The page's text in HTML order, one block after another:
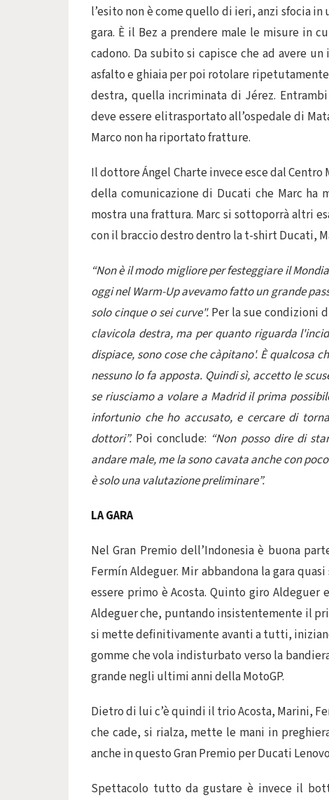
l’esito non è come quello di ieri, anzi sfocia
gara. È il Bez a prendere male le misure in
cadono. Da subito si capisce che ad avere
asfalto e ghiaia per poi rotolare
destra, quella incriminata di Jérez.
deve essere elitrasportato all’ospedale di
Marco non ha riportato fratture.
Il dottore Ángel Charte invece esce dal
della comunicazione di Ducati che Marc ha
mostra una frattura. Marc si sottoporrà altri
con il braccio destro dentro la t-shirt Ducati,
“Non è il modo migliore per festeggiare il
oggi nel Warm-Up avevamo fatto un grande
solo cinque o sei curve". Per la sue condizioni
clavicola destra, ma per quanto riguarda
dispiace, sono cose che càpitano'. È qualcosa
nessuno lo fa apposta. Quindi sì, accetto le
se riusciamo a volare a Madrid il prima
infortunio che ho accusato, e cercare di
dottori”. Poi conclude: “Non posso dire di
andare male, me la sono cavata anche con
è solo una valutazione preliminare”.
LA GARA
Nel Gran Premio dell’Indonesia è buona
Fermín Aldeguer. Mir abbandona la gara
essere primo è Acosta. Quinto giro
Aldeguer che, puntando insistentemente il
si mette definitivamente avanti a tutti,
gomme che vola indisturbato verso la
grande negli ultimi anni della MotoGP.
Dietro di lui c’è quindi il trio Acosta, Marini,
che cade, si rialza, mette le mani in
anche in questo Gran Premio per Ducati
Spettacolo tutto da gustare è invece il